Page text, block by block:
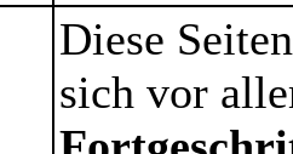
Diese
sich vor